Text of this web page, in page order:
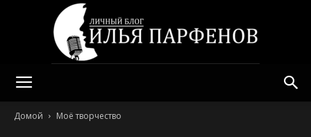
Домой Моё творчество